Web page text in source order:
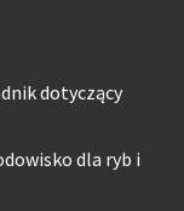
dotyczący
dla ryb i